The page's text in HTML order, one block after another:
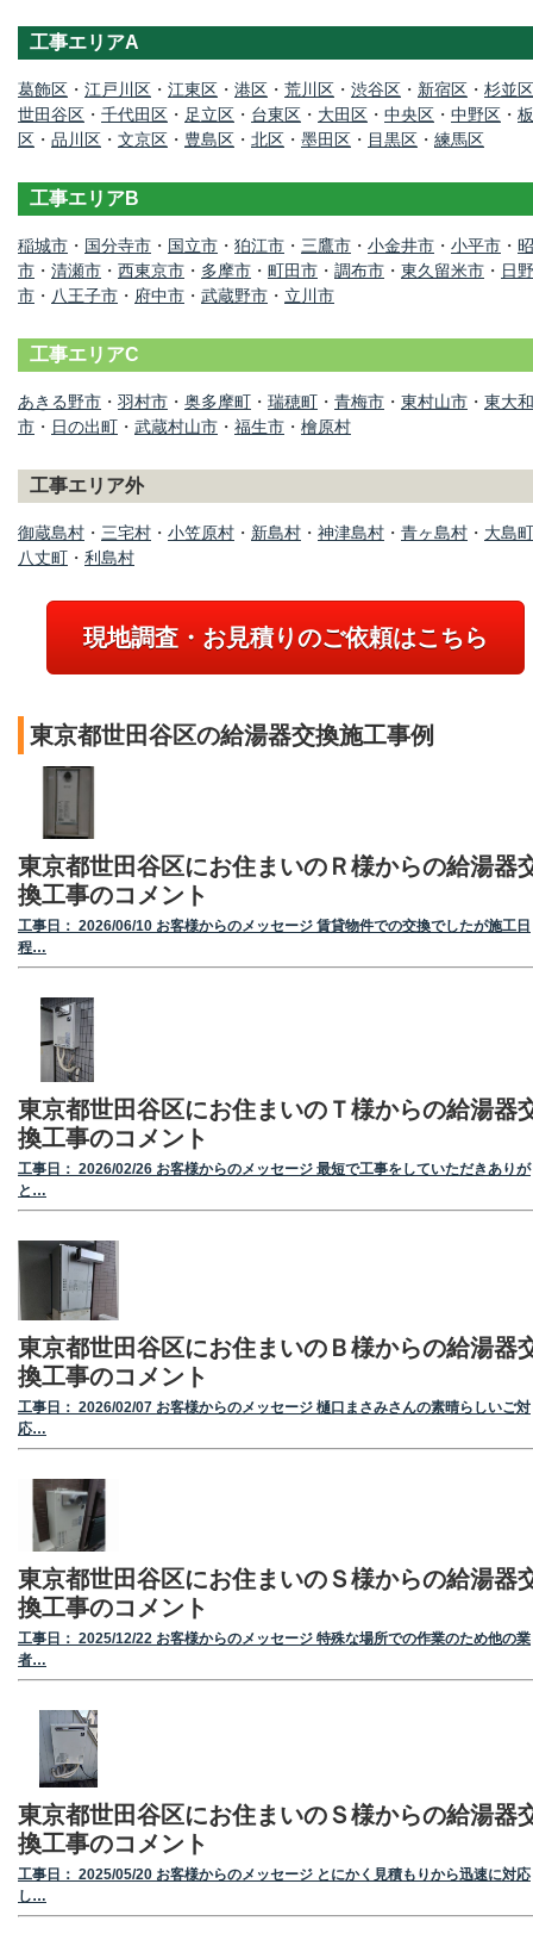
工事エリアA
葛飾区 ・ 江戸川区 ・ 江東区 ・ 港区 ・ 荒川区 ・ 渋谷区 ・ 新宿区 ・ 杉並区
世田谷区 ・ 千代田区 ・ 足立区 ・ 台東区 ・ 大田区 ・ 中央区 ・ 中野区 ・
区 ・ 品川区 ・ 文京区 ・ 豊島区 ・ 北区 ・ 墨田区 ・ 目黒区 ・ 練馬区
工事エリアB
稲城市 ・ 国分寺市 ・ 国立市 ・ 狛江市 ・ 三鷹市 ・ 小金井市 ・ 小平市 ・
市 ・ 清瀬市 ・ 西東京市 ・ 多摩市 ・ 町田市 ・ 調布市 ・ 東久留米市 ・ 日野
市 ・ 八王子市 ・ 府中市 ・ 武蔵野市 ・ 立川市
工事エリアC
あきる野市 ・ 羽村市 ・ 奥多摩町 ・ 瑞穂町 ・ 青梅市 ・ 東村山市 ・ 東大和
市 ・ 日の出町 ・ 武蔵村山市 ・ 福生市 ・ 檜原村
工事エリア外
御蔵島村 ・ 三宅村 ・ 小笠原村 ・ 新島村 ・ 神津島村 ・ 青ヶ島村 ・ 大島町
八丈町 ・ 利島村
現地調査・お見積りのご依頼はこちら
東京都世田谷区の給湯器交換施工事例
東京都世田谷区にお住まいのＲ様からの給湯器
換工事のコメント
工事日： 2026/06/10 お客様からのメッセージ 賃貸物件での交換でしたが施工日
程…
東京都世田谷区にお住まいのＴ様からの給湯器
換工事のコメント
工事日： 2026/02/26 お客様からのメッセージ 最短で工事をしていただきありが
と…
東京都世田谷区にお住まいのＢ様からの給湯器
換工事のコメント
工事日： 2026/02/07 お客様からのメッセージ 樋口まさみさんの素晴らしいご対
応…
東京都世田谷区にお住まいのＳ様からの給湯器
換工事のコメント
工事日： 2025/12/22 お客様からのメッセージ 特殊な場所での作業のため他の業
者…
東京都世田谷区にお住まいのＳ様からの給湯器
換工事のコメント
工事日： 2025/05/20 お客様からのメッセージ とにかく見積もりから迅速に対応
し…